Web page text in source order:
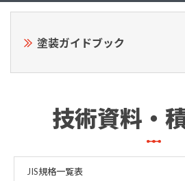
塗装ガイドブック
技術資料・
JIS規格一覧表